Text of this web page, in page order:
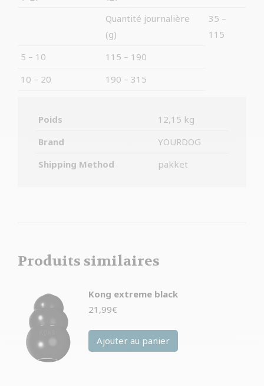
Quantité journalière
(g)
35 –
115
5 – 10
115 – 190
10 – 20
190 – 315
Poids
12,15 kg
Brand
YOURDOG
Shipping Method
pakket
Produits similaires
Kong extreme black
21,99€
Ajouter au panier